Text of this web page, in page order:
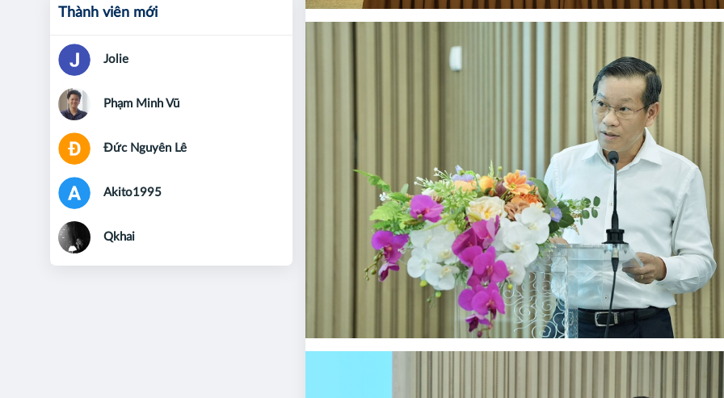
Thành viên mới
Jolie
Phạm Minh Vũ
Đức Nguyên Lê
Akito1995
Qkhai